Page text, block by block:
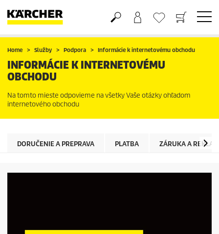
Nákupný košík
Obľúbené produkty
Home Služby Podpora Informácie k internetovému obchodu
INFORMÁCIE K INTERNETOVÉMU
OBCHODU
Na tomto mieste odpovieme na všetky Vaše otázky ohľadom
internetového obchodu
DORUČENIE A PREPRAVA PLATBA ZÁRUKA A